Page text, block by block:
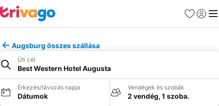
Kedvencek
Augsburg összes szállása
Úti cél
Best Western Hotel Augusta
Érkezés/távozás napja
Dátumok
Vendégek és szobák
2 vendég, 1 szoba.